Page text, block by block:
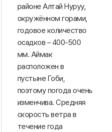
районе Алтай Нуруу,
окружённом горами,
годовое количество
осадков – 400-500
мм. Аймак
расположен в
пустыне Гоби,
поэтому погода очень
изменчива. Средняя
скорость ветра в
течение года